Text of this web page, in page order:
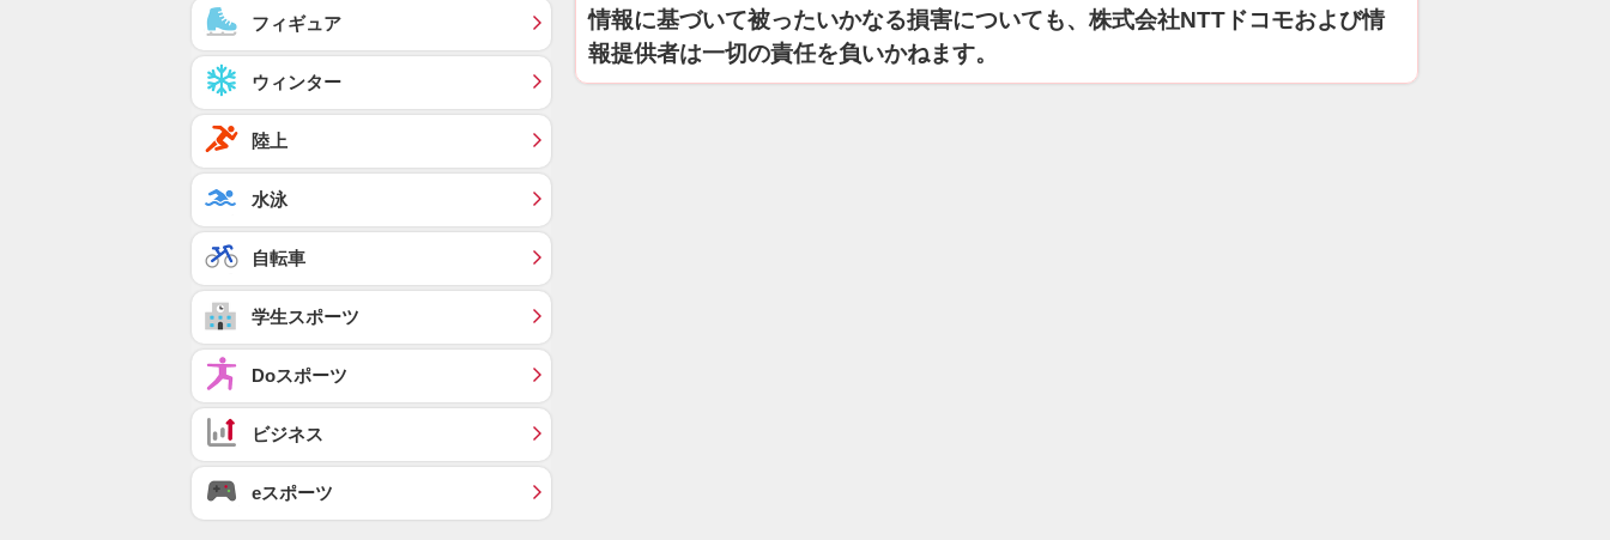
情報に基づいて被ったいかなる損害についても、株式会社NTTドコモおよび情
報提供者は一切の責任を負いかねます。
フィギュア
ウィンター
陸上
水泳
自転車
学生スポーツ
Doスポーツ
ビジネス
eスポーツ